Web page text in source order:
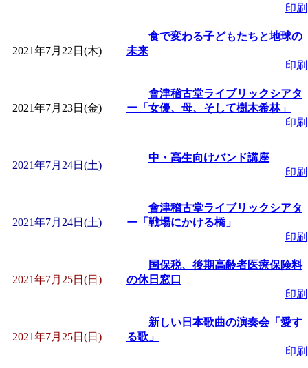
印刷
2021年7月22日(木)
食で変わる子どもたちと地球の
未来
印刷
2021年7月23日(金)
會津稽古堂ライブリックシアタ
ー「女優、母、そして樹木希林」
印刷
2021年7月24日(土)
中・高生向けバンド講座
印刷
2021年7月24日(土)
會津稽古堂ライブリックシアタ
ー「戦場にかける橋」
印刷
2021年7月25日(日)
国保税、後期高齢者医療保険料
の休日窓口
印刷
2021年7月25日(日)
新しい日本歌曲の演奏会「愛す
る歌」
印刷